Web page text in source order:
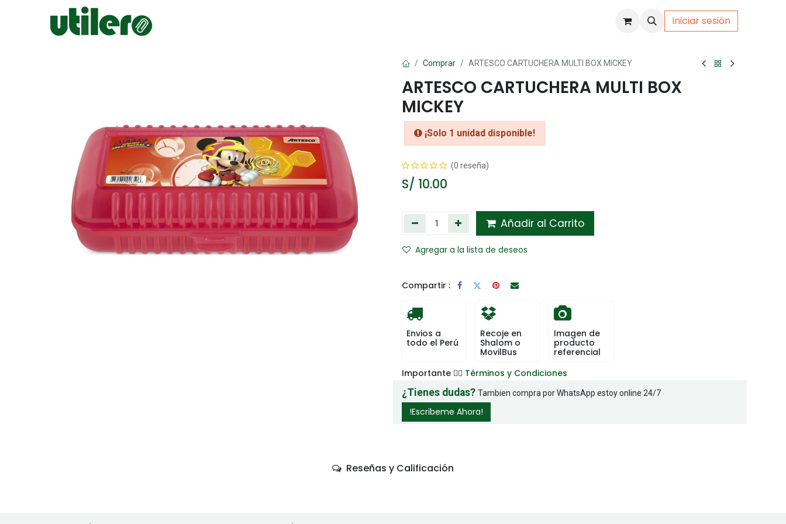
Iniciar sesión
Comprar ARTESCO CARTUCHERA MULTI BOX MICKEY
ARTESCO CARTUCHERA MULTI BOX
MICKEY
¡Solo 1 unidad disponible!
(0 reseña)
S/ 10.00
Añadir al Carrito
Agregar a la lista de deseos
Compartir :
Envios a
todo el Perú
Recoje en
Shalom o
MovilBus
Imagen de
producto
referencial
Importante 👉🏻 Términos y Condiciones
¿Tienes dudas? Tambien compra por WhatsApp estoy online 24/7
!Escribeme Ahora!
Reseñas y Calificación